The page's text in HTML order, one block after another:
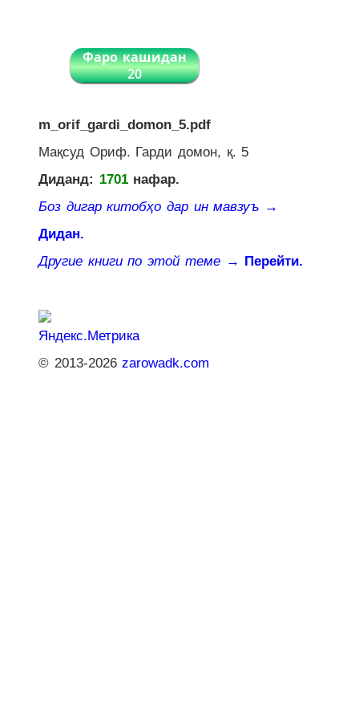
Фаро кашидан
20
m_orif_gardi_domon_5.pdf
Мақсуд Ориф. Гарди домон, қ. 5
Диданд: 1701нафар.
Боз дигар китобҳо дар ин мавзуъ →
Дидан.
Другие книги по этой теме → Перейти.
© 2013-2026zarowadk.com